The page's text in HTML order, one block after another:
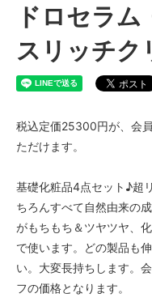
ドロセラ
スリッチク
税込定価25300円が、会
ただけます。
基礎化粧品4点セット♪超
ちろんすべて自然由来の
がもちもち＆ツヤツヤ、
で使います。どの製品も
い。大変長持ちします。
フの価格となります。